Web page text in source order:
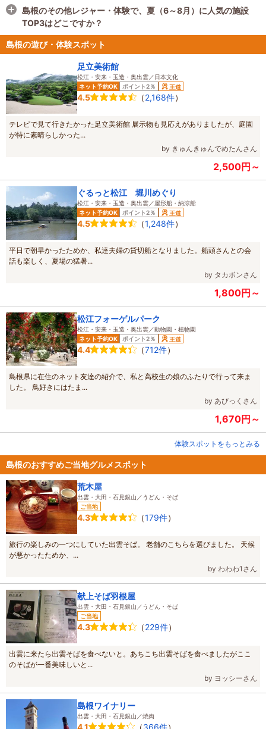
は2025年4月1日～【足立美術館 WEBチケット】《4月1日～
9月30日》※足立美術館の入館は予約制ではありません。希望
日の開館時間中（9:00～17:30）にご来館ください。
観光バス】【摩天涯・国賀浜満喫コース】たっぷり国賀海岸を
ご堪能ください 浦郷港＝摩天崖＝国賀浜＝浦郷港
松江》経験豊かな寿司職人が教える！握り寿司体験♪Nigiri
sushi experience 家族・カップル・友達 歓迎☆彡
1週間ごとに各施設のプランの大人料金を元に、最安プランを安
い順にランキング形式にしてご紹介しています。※毎週更新
島根のその他レジャー・体験で、夏（6～8月）に人気の施設
TOP3はどこですか？
島根のその他レジャー・体験で、夏（6～8月）に人気の施設
TOP3は安野光雅美術館、奥出雲多根自然博物館、松江市宍道
ふるさと森林公園です。
各施設の四季ごと（春3～5月、夏6～8月、秋9～11月、冬12～
2月）のすべての予約数を集計し、多い順にランキング形式にし
てご紹介しています。※毎週更新
島根の遊び・体験スポット
足立美術館
松江・安来・玉造・奥出雲／日本文化
ネット予約OK
ポイント2％ 王道
4.5 （2,168件）
テレビで見て行きたかった足立美術館 展示物も見応えがありましたが、庭園
が特に素晴らしかった...
by きゅんきゅんでめたんさん
2,500円～
ぐるっと松江 堀川めぐり
松江・安来・玉造・奥出雲／屋形船・納涼船
ネット予約OK
ポイント2％ 王道
4.5 （1,248件）
平日で朝早かったためか、私達夫婦の貸切船となりました。船頭さんとの会
話も楽しく、夏場の猛暑...
by タカボンさん
1,800円～
松江フォーゲルパーク
松江・安来・玉造・奥出雲／動物園・植物園
ネット予約OK
ポイント2％ 王道
4.4 （712件）
島根県に在住のネット友達の紹介で、私と高校生の娘のふたりで行って来ま
した。 鳥好きにはたま...
by あびっくさん
1,670円～
体験スポットをもっとみる
島根のおすすめご当地グルメスポット
荒木屋
出雲・大田・石見銀山／うどん・そば
ご当地
4.3 （179件）
旅行の楽しみの一つにしていた出雲そば。 老舗のこちらを選びました。 天候
が悪かったためか、...
by わわわ1さん
献上そば羽根屋
出雲・大田・石見銀山／うどん・そば
ご当地
4.3 （229件）
出雲に来たら出雲そばを食べないと。あちこち出雲そばを食べましたがここ
のそばが一番美味しいと...
by ヨッシーさん
島根ワイナリー
出雲・大田・石見銀山／焼肉
4.1 （366件）